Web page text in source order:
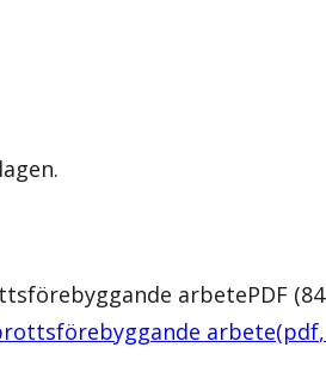
arbetePDF (84
arbete(pdf,